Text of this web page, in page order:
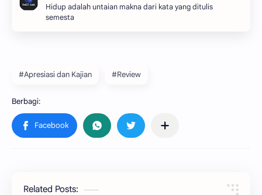
Hidup adalah untaian makna dari kata yang ditulis
semesta
#Apresiasi dan Kajian #Review
Related Posts: